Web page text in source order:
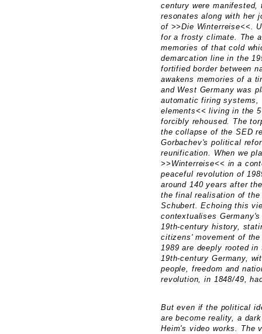
century were
resonates along with her
of >>Die Winterreise<<.
for a frosty climate. The
memories of that cold
demarcation line in the
fortified border between
awakens memories of a
and West Germany was
automatic firing systems,
elements<< living in the
forcibly rehoused. The
the collapse of the SED
Gorbachev's political
reunification. When we
>>Winterreise<< in a
peaceful revolution of
around 140 years after
the final realisation of
Schubert. Echoing this
contextualises
19th-century history,
citizens' movement of
1989 are deeply rooted
19th-century Germany,
people, freedom and
revolution, in 1848/49,
But even if the political
are become reality, a
Heim's video works. The